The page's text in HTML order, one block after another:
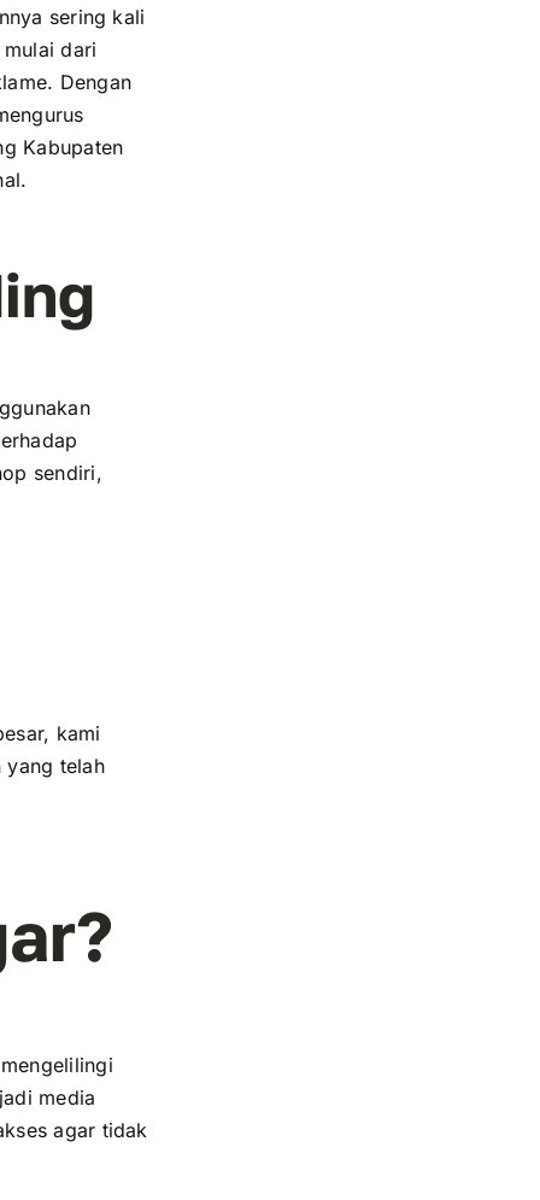
sering kali
dari
Dengan
Kabupaten
sendiri,
kami
yang telah
media
agar tidak